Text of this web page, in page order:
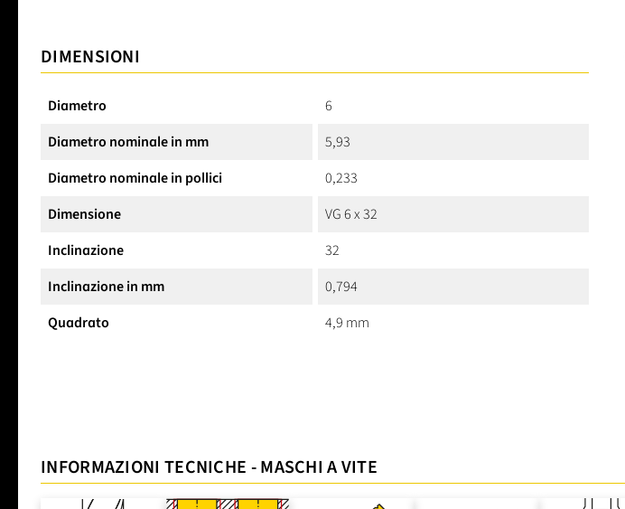
DIMENSIONI
Diametro
6
Diametro nominale in mm
5,93
Diametro nominale in pollici
0,233
Dimensione
VG 6 x 32
Inclinazione
32
Inclinazione in mm
0,794
Quadrato
4,9 mm
INFORMAZIONI TECNICHE - MASCHI A VITE